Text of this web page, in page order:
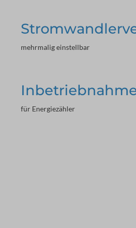
mehrmalig einstellbar
für Energiezähler